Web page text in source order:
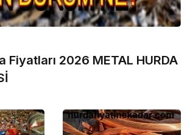
Fiyatları 2026 METAL HURDA